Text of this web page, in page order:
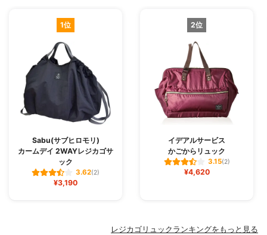
1位
Sabu(サブヒロモリ)
カームデイ 2WAYレジカゴサ
ック
3.62(2)
¥3,190
2位
イデアルサービス
かごからリュック
3.15(2)
¥4,620
レジカゴリュックランキングをもっと見る